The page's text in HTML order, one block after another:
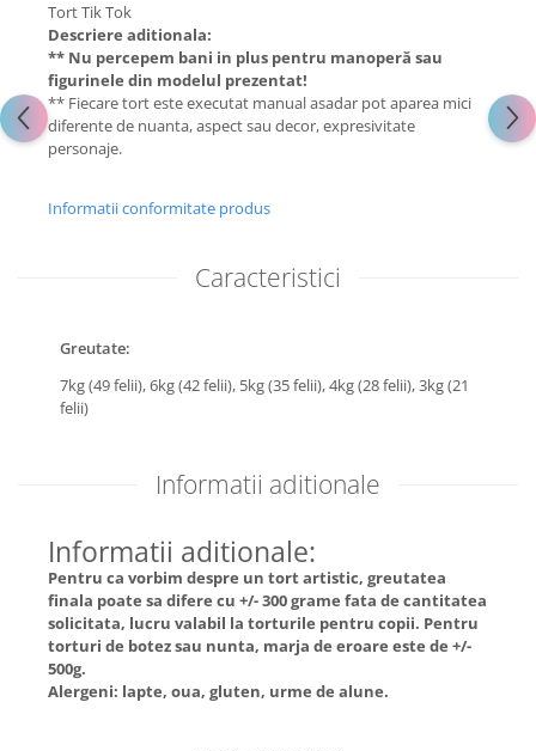
Tort Tik Tok
Descriere aditionala:
** Nu percepem bani in plus pentru manoperă sau
figurinele din modelul prezentat!
** Fiecare tort este executat manual asadar pot aparea mici
diferente de nuanta, aspect sau decor, expresivitate
personaje.
Informatii conformitate produs
Caracteristici
Greutate:
7kg (49 felii),6kg (42 felii), 5kg (35 felii),4kg (28 felii),3kg (21
felii)
Informatii aditionale
Informatii aditionale:
Pentru ca vorbim despre un tort artistic, greutatea
finala poate sa difere cu +/- 300 grame fata de cantitatea
solicitata, lucru valabil la torturile pentru copii. Pentru
torturi de botez sau nunta, marja de eroare este de +/-
500g.
Alergeni: lapte, oua, gluten, urme de alune.